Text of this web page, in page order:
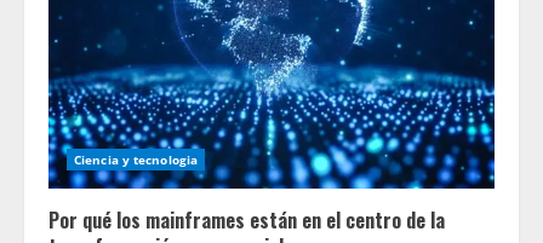
Ciencia y tecnologia
Por qué los mainframes están en el centro de la